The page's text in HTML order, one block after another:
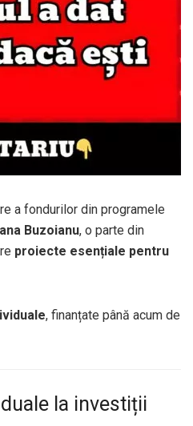
a fondurilor din programele
Buzoianu, o parte din
proiecte esențiale pentru
, finanțate până acum de
la investiții